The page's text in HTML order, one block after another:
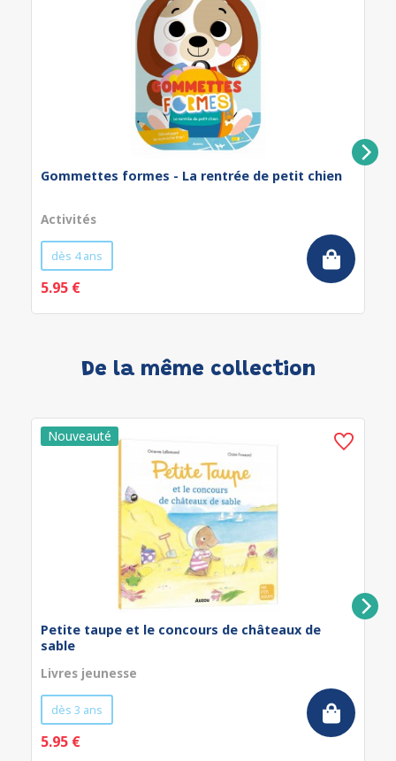
Gommettes formes - La rentrée de petit chien
Activités
dès 4 ans
5.95 €
De la même collection
Petite taupe et le concours de châteaux de
sable
Livres jeunesse
dès 3 ans
5.95 €